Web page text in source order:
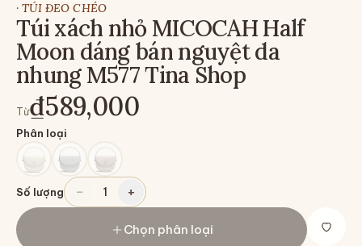
· TÚI ĐEO CHÉO
Túi xách nhỏ MICOCAH Half
Moon dáng bán nguyệt da
nhung M577 Tina Shop
Từ₫589,000
Phân loại
Số lượng − 1 +
Chọn phân loại